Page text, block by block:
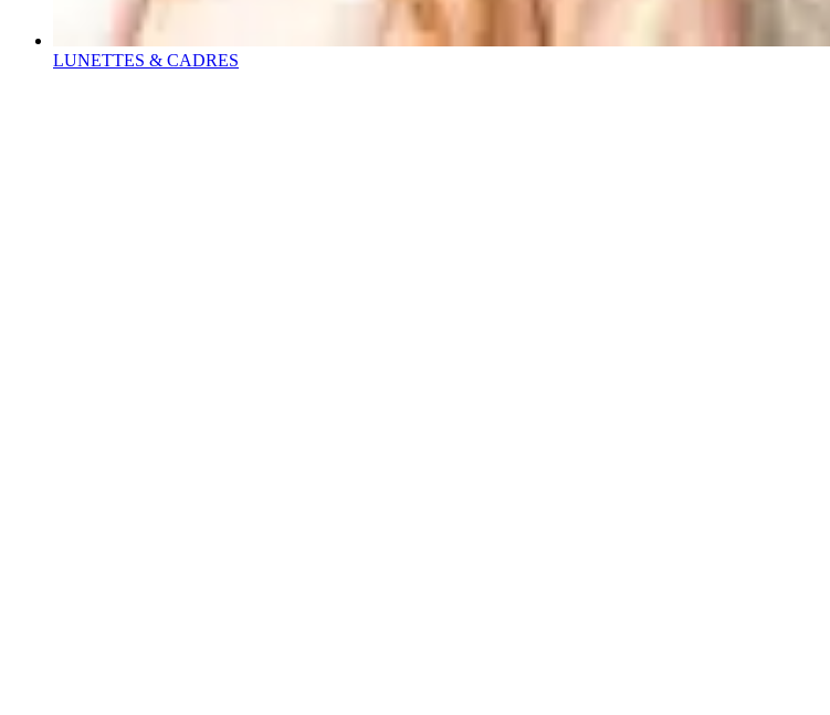
LUNETTES & CADRES